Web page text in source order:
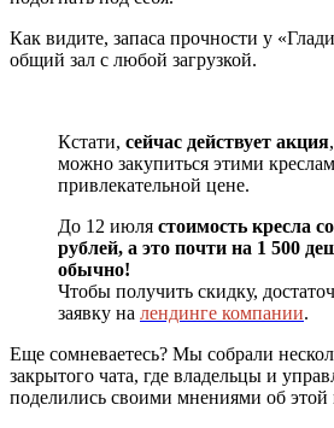
Как видите, запаса прочности у
общий зал с любой загрузкой.
Кстати, сейчас действует акция
можно закупиться этими
привлекательной цене.
До 12 июля стоимость кресла
рублей, а это почти на 1 500
обычно!
Чтобы получить скидку,
заявку на лендинге компании.
Еще сомневаетесь? Мы собрали
закрытого чата, где владельцы и
поделились своими мнениями об этой